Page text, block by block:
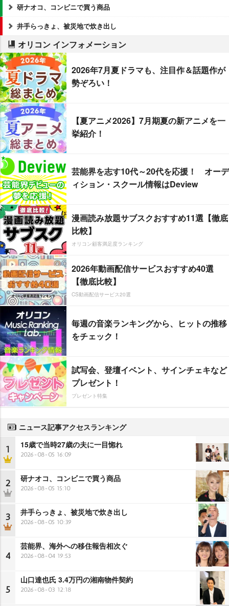
研ナオコ、コンビニで買う商品
井手らっきょ、被災地で炊き出し
オリコン インフォメーション
2026年7月夏ドラマも、注目作＆話題作が
勢ぞろい！
【夏アニメ2026】7月期夏の新アニメを一
挙紹介！
芸能界を志す10代～20代を応援！ オーデ
ィション・スクール情報はDeview
漫画読み放題サブスクおすすめ11選【徹底
比較】
オリコン顧客満足度ランキング
2026年動画配信サービスおすすめ40選
【徹底比較】
CS動画配信サービス20選
毎週の音楽ランキングから、ヒットの推移
をチェック！
試写会、登壇イベント、サインチェキなど
プレゼント！
プレゼント特集
ニュース記事アクセスランキング
1 15歳で当時27歳の夫に一目惚れ
2026-08-05 16:09
2 研ナオコ、コンビニで買う商品
2026-08-05 15:10
3 井手らっきょ、被災地で炊き出し
2026-08-05 10:39
4
芸能界、海外への移住報告相次ぐ
2026-08-04 19:53
5
山口達也氏 3.4万円の湘南物件契約
2026-08-03 12:18